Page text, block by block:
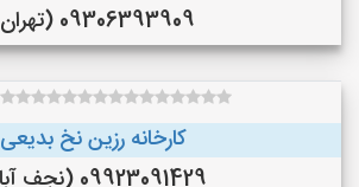
09306393909 (تهران)
کارخانه رزین نخ بدیعی
09923091429 (نجف‌ آباد)